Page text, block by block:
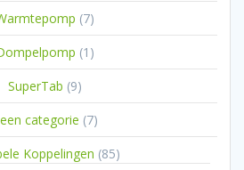
77
producten
1 1
product
SuperTab 99
producten
categorie 77
producten
Koppelingen 8585